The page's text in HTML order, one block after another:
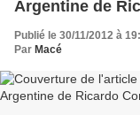
Argentine de
Publié le 30/11/2012 à
Par Macé